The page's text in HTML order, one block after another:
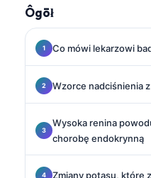
Ôgōł
Co mówi lekarzowi
Wzorce nadciśnienia
Wysoka renina
chorobę endokrynną
Zmiany potasu, które